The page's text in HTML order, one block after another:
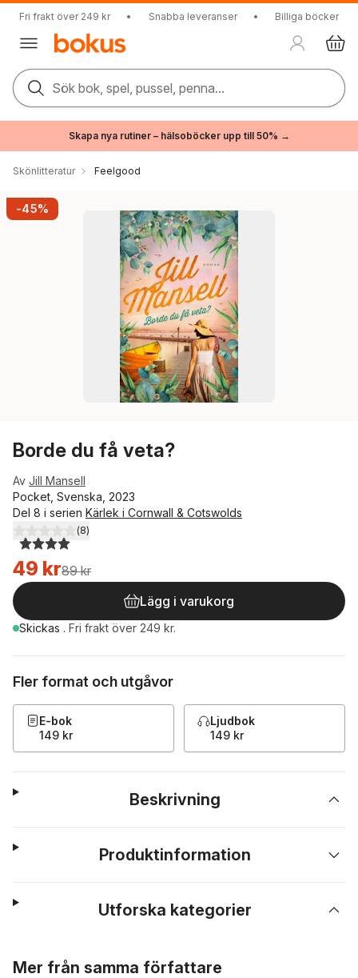
Fri frakt över 249 kr • Snabba leveranser • Billiga böcker
Sök bok, spel, pussel, penna...
Skapa nya rutiner – hälsoböcker upp till 50% →
Skönlitteratur Feelgood
-45%
Borde du få veta?
Av Jill Mansell
Pocket, Svenska, 2023
Del 8 i serien Kärlek i Cornwall & Cotswolds
4,0utav 5 stjärnor. Totalt antal röster:
(8)
49 kr89 kr
Lägg i varukorg
Skickas . Fri frakt över 249 kr.
Fler format och utgåvor
E-bok
149 kr
Ljudbok
149 kr
Beskrivning
Produktinformation
Utforska kategorier
Mer från samma författare